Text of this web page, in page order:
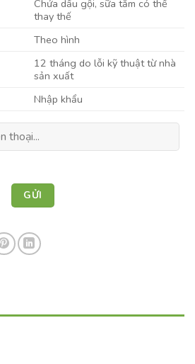
Chứa dầu gội, sữa tắm có thể
thay thế
Theo hình
12 tháng do lỗi kỹ thuật từ nhà
sản xuất
Nhập khẩu